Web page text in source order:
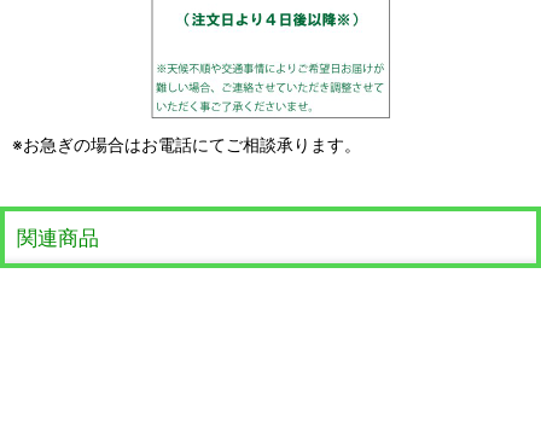
※お急ぎの場合はお電話にてご相談承ります。
関連商品